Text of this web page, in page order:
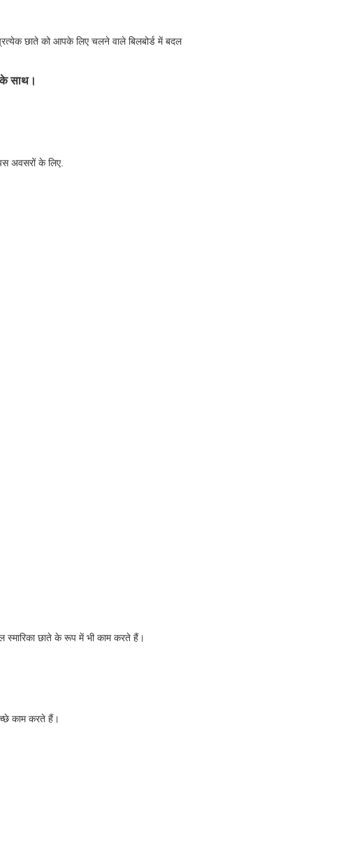
छाते को आपके लिए चलने वाले बिलबोर्ड में बदल
के साथ।
अवसरों के लिए.
छाते के रूप में भी काम करते हैं।
काम करते हैं।